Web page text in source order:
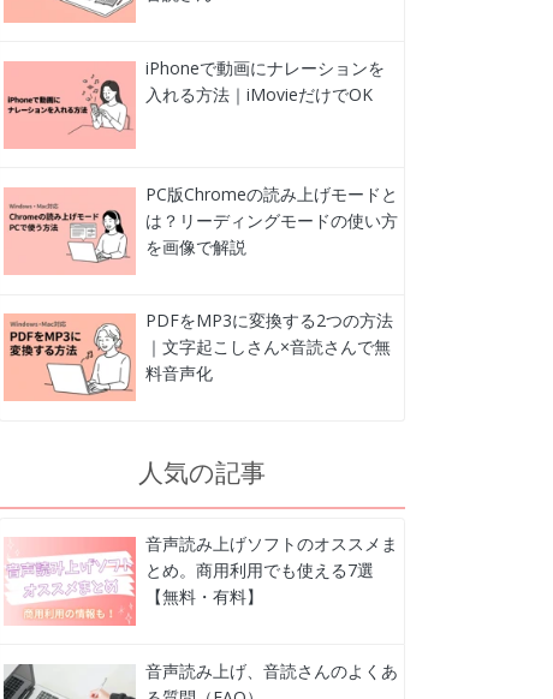
iPhoneで動画にナレーションを
入れる方法｜iMovieだけでOK
PC版Chromeの読み上げモードと
は？リーディングモードの使い方
を画像で解説
PDFをMP3に変換する2つの方法
｜文字起こしさん×音読さんで無
料音声化
人気の記事
音声読み上げソフトのオススメま
とめ。商用利用でも使える7選
【無料・有料】
音声読み上げ、音読さんのよくあ